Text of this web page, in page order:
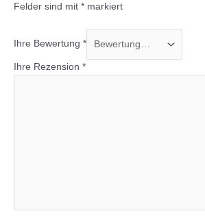
Felder sind mit * markiert
Ihre Bewertung *
Ihre Rezension *